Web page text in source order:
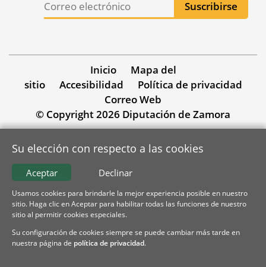
Inicio
Mapa del
sitio
Accesibilidad
Política de privacidad
Correo Web
© Copyright 2026 Diputación de Zamora
Su elección con respecto a las cookies
Declinar
Aceptar
Usamos cookies para brindarle la mejor experiencia posible en nuestro
sitio. Haga clic en Aceptar para habilitar todas las funciones de nuestro
sitio al permitir cookies especiales.
Su configuración de cookies siempre se puede cambiar más tarde en
nuestra página de política de privacidad.